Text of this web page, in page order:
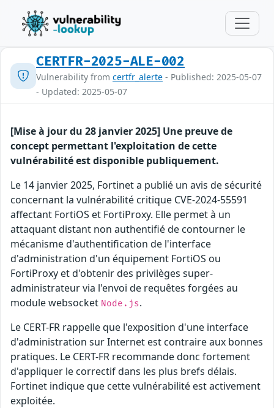
CERTFR-2025-ALE-002
Vulnerability from certfr_alerte - Published: 2025-05-07
- Updated: 2025-05-07
[Mise à jour du 28 janvier 2025] Une preuve de
concept permettant l'exploitation de cette
vulnérabilité est disponible publiquement.
Le 14 janvier 2025, Fortinet a publié un avis de sécurité
concernant la vulnérabilité critique CVE-2024-55591
affectant FortiOS et FortiProxy. Elle permet à un
attaquant distant non authentifié de contourner le
mécanisme d'authentification de l'interface
d'administration d'un équipement FortiOS ou
FortiProxy et d'obtenir des privilèges super-
administrateur via l'envoi de requêtes forgées au
module websocket Node.js.
Le CERT-FR rappelle que l'exposition d'une interface
d'administration sur Internet est contraire aux bonnes
pratiques. Le CERT-FR recommande donc fortement
d'appliquer le correctif dans les plus brefs délais.
Fortinet indique que cette vulnérabilité est activement
exploitée.